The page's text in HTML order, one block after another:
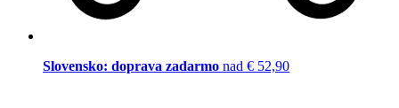
Slovensko: doprava zadarmo nad € 52,90